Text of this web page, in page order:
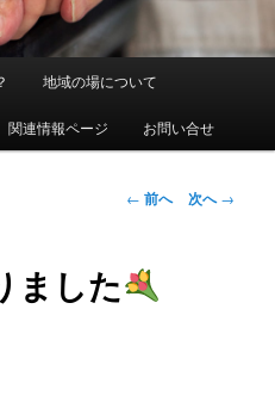
地域の場について
関連情報ページ お問い合せ
投
ビ
ゲ
← 前へ 次へ→
ました